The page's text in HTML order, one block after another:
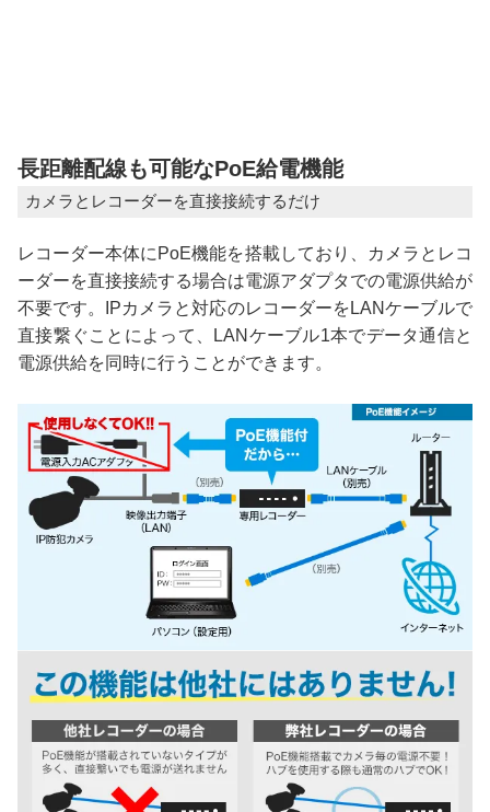
長距離配線も可能なPoE給電機能
カメラとレコーダーを直接接続するだけ
レコーダー本体にPoE機能を搭載しており、カメラとレコ
ーダーを直接接続する場合は電源アダプタでの電源供給が
不要です。IPカメラと対応のレコーダーをLANケーブルで
直接繋ぐことによって、LANケーブル1本でデータ通信と
電源供給を同時に行うことができます。